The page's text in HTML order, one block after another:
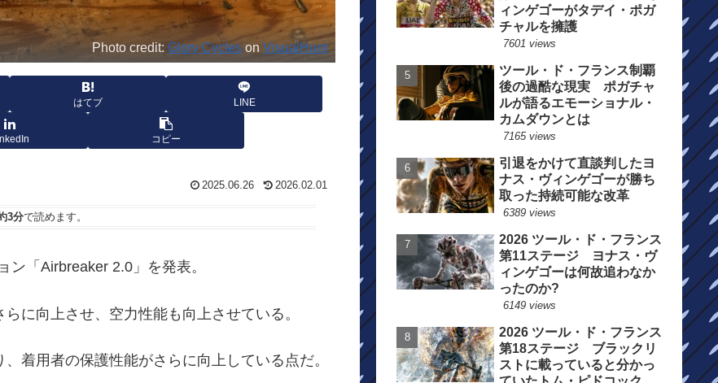
Photo credit:Glory Cycles onVisualHunt
はてブ LINE
コピー
2025.06.26 2026.02.01
3分で読めます。
「Airbreaker 2.0」を発表。
に向上させ、空力性能も向上させている。
着用者の保護性能がさらに向上している点だ。
ィンゲゴーがタデイ・ポガ
チャルを擁護
7601 views
ツール・ド・フランス制覇
後の過酷な現実 ポガチャ
ルが語るエモーショナル・
カムダウンとは
7165 views
引退をかけて直談判したヨ
ナス・ヴィンゲゴーが勝ち
取った持続可能な改革
6389 views
2026 ツール・ド・フランス
第11ステージ ヨナス・ヴ
ィンゲゴーは何故追わなか
ったのか?
6149 views
2026 ツール・ド・フランス
第18ステージ ブラックリ
ストに載っていると分かっ